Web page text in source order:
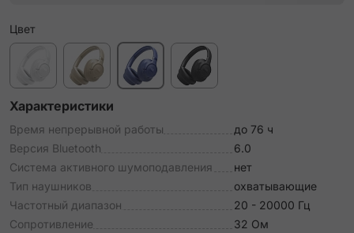
Цвет
Характеристики
Время непрерывной работы
до 76 ч
Версия Bluetooth
6.0
Система активного шумоподавления
нет
Тип наушников
охватывающие
Частотный диапазон
20 - 20000 Гц
Сопротивление
32 Ом